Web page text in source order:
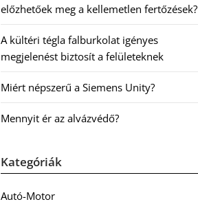
előzhetőek meg a kellemetlen fertőzések?
A kültéri tégla falburkolat igényes
megjelenést biztosít a felületeknek
Miért népszerű a Siemens Unity?
Mennyit ér az alvázvédő?
Kategóriák
Autó-Motor